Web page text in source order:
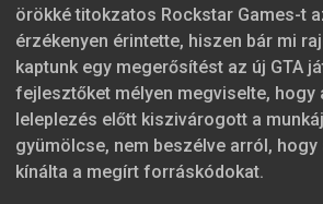
örökké titokzatos Rockstar Games-t
érzékenyen érintette, hiszen bár mi
kaptunk egy megerősítést az új GTA
fejlesztőket mélyen megviselte, hogy
leleplezés előtt kiszivárogott a
gyümölcse, nem beszélve arról,
kínálta a megírt forráskódokat.